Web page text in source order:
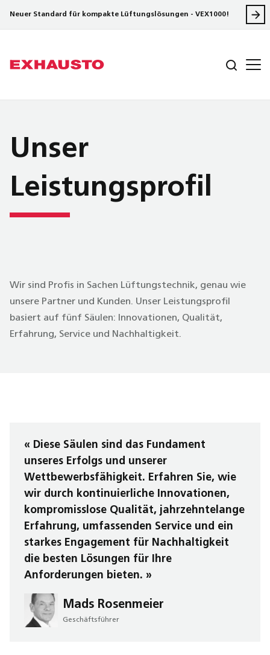
Neuer Standard für kompakte Lüftungslösungen - VEX1000!
Unser
Leistungsprofil
Wir sind Profis in Sachen Lüftungstechnik, genau wie
unsere Partner und Kunden. Unser Leistungsprofil
basiert auf fünf Säulen: Innovationen, Qualität,
Erfahrung, Service und Nachhaltigkeit.
« Diese Säulen sind das Fundament
unseres Erfolgs und unserer
Wettbewerbsfähigkeit. Erfahren Sie, wie
wir durch kontinuierliche Innovationen,
kompromisslose Qualität, jahrzehntelange
Erfahrung, umfassenden Service und ein
starkes Engagement für Nachhaltigkeit
die besten Lösungen für Ihre
Anforderungen bieten. »
Mads Rosenmeier
Geschäftsführer